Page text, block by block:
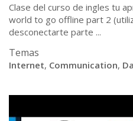
Clase del curso de ingles tu
world to go offline part 2
desconectarte parte ...
Temas
Internet, Communication,